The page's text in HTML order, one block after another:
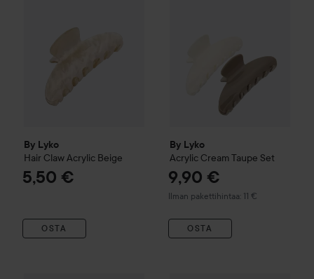
By Lyko
Hair Claw Acrylic Beige
5,50 €
OSTA
By Lyko
Acrylic Cream Taupe Set
9,90 €
Ilman pakettihintaa: 11 €
OSTA